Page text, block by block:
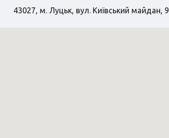
43027, м. Луцьк, вул. Київський майдан, 9